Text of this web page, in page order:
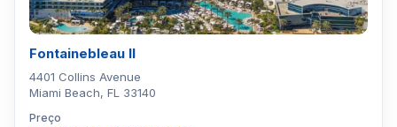
Fontainebleau II
4401 Collins Avenue
Miami Beach, FL 33140
Preço